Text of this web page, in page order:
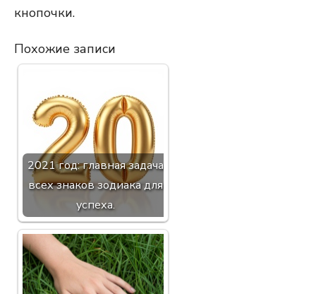
кнопочки.
Похожие записи
2021 год: главная задача
всех знаков зодиака для
успеха.